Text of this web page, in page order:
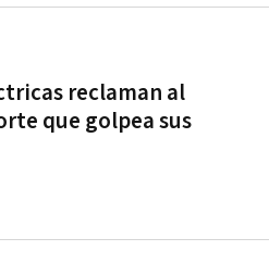
reclaman al
que golpea sus